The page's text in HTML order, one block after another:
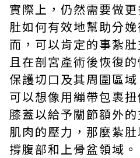
實際上，仍然需要做
肚如何有效地幫助分
而，可以肯定的事紮
且在剖宮產術後恢復
保護切口及其周圍區
可以想像用繃帶包裹
膝蓋以給予關節額外
肌肉的壓力，那麼紮
撐腹部和上骨盆領域。